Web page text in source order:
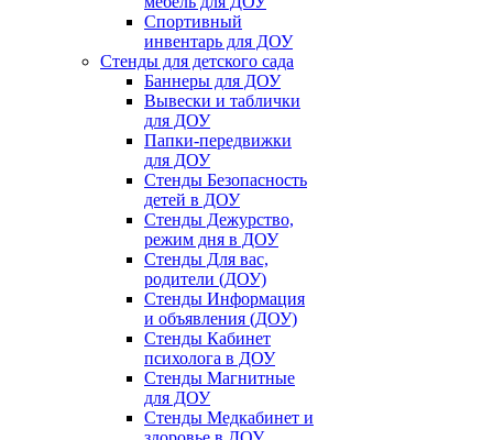
Спортивный
инвентарь для ДОУ
Стенды для детского сада
Баннеры для ДОУ
Вывески и таблички
для ДОУ
Папки-передвижки
для ДОУ
Стенды Безопасность
детей в ДОУ
Стенды Дежурство,
режим дня в ДОУ
Стенды Для вас,
родители (ДОУ)
Стенды Информация
и объявления (ДОУ)
Стенды Кабинет
психолога в ДОУ
Стенды Магнитные
для ДОУ
Стенды Медкабинет и